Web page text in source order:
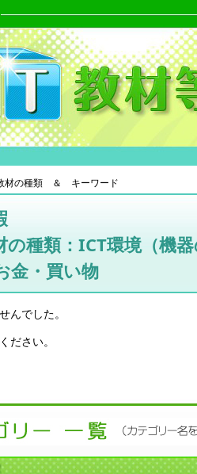
材の種類 ＆ キーワード
の種類：ICT環境（機
金・買い物
んでした。
ださい。